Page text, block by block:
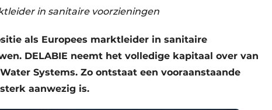
in sanitaire voorzieningen
als Europees marktleider in sanitaire
DELABIE neemt het volledige kapitaal over van
Systems. Zo ontstaat een vooraanstaande
aanwezig is.